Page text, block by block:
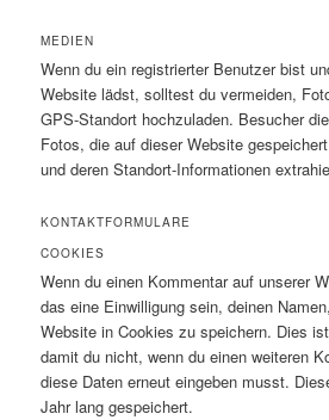
MEDIEN
Wenn du ein registrierter Benutzer bist
Website lädst, solltest du vermeiden,
GPS-Standort hochzuladen. Besucher
Fotos, die auf dieser Website
und deren Standort-Informationen
KONTAKTFORMULARE
COOKIES
Wenn du einen Kommentar auf unserer
das eine Einwilligung sein, deinen
Website in Cookies zu speichern. Dies
damit du nicht, wenn du einen weiteren
diese Daten erneut eingeben musst.
Jahr lang gespeichert.